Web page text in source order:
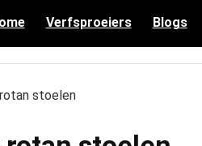
Verfsproeiers Blogs
stoelen